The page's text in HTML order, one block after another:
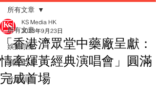
所有文章
娛樂頭條
潮流生活
音樂頻道
所有文章
「香港濟眾堂中藥廠呈獻：
情牽煇黃經典演唱會」圓滿
完成首場
KS Media HK
2023年9月23日